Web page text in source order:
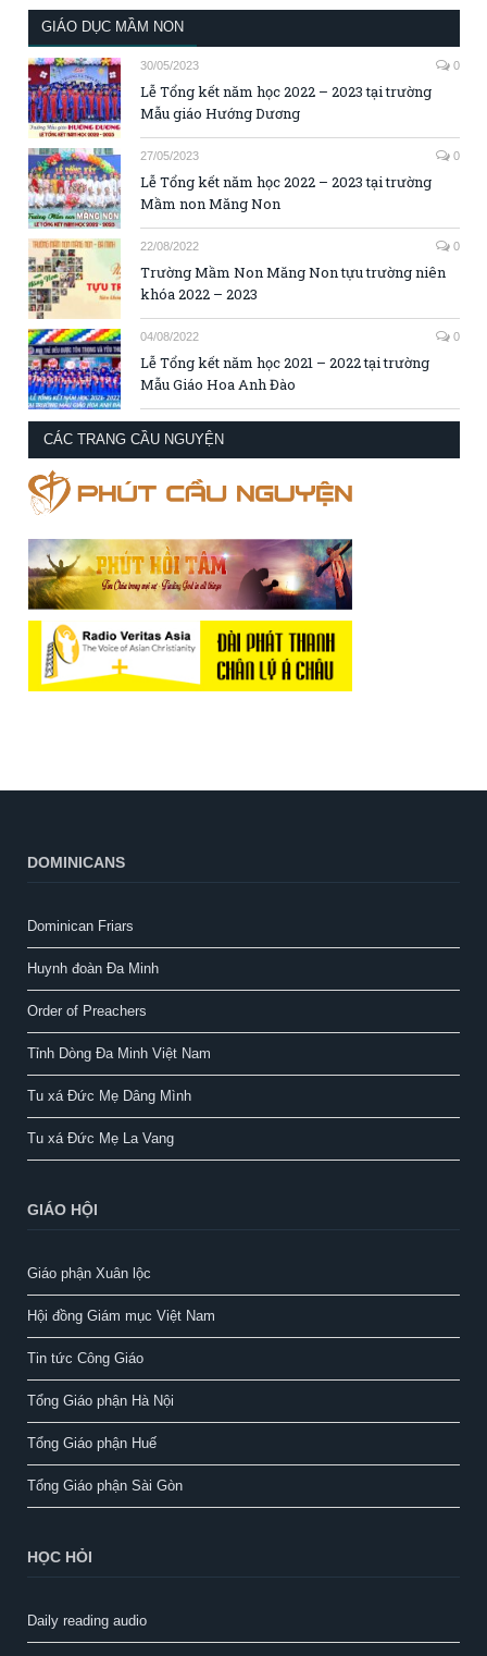
GIÁO DỤC MẦM NON
30/05/2023 0
Lễ Tổng kết năm học 2022 – 2023 tại trường
Mẫu giáo Hướng Dương
27/05/2023 0
Lễ Tổng kết năm học 2022 – 2023 tại trường
Mầm non Măng Non
22/08/2022 0
Trường Mầm Non Măng Non tựu trường niên
khóa 2022 – 2023
04/08/2022 0
Lễ Tổng kết năm học 2021 – 2022 tại trường
Mẫu Giáo Hoa Anh Đào
CÁC TRANG CẦU NGUYỆN
DOMINICANS
Dominican Friars
Huynh đoàn Đa Minh
Order of Preachers
Tỉnh Dòng Đa Minh Việt Nam
Tu xá Đức Mẹ Dâng Mình
Tu xá Đức Mẹ La Vang
GIÁO HỘI
Giáo phận Xuân lộc
Hội đồng Giám mục Việt Nam
Tin tức Công Giáo
Tổng Giáo phận Hà Nội
Tổng Giáo phận Huế
Tổng Giáo phận Sài Gòn
HỌC HỎI
Daily reading audio